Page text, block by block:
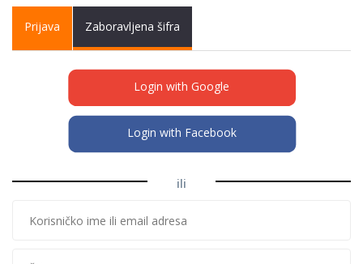
Primary tabs
Prijava (activeZaboravljena šifra
Login with Google
Login with Facebook
ili